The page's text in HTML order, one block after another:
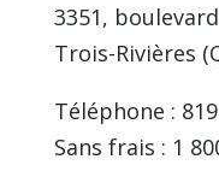
3351,
Trois-Rivières
Téléphone :
Sans frais : 1